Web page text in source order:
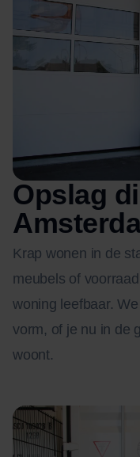
Opslag
Krap wonen in de
meubels of
woning leefbaar.
vorm, of je nu in de
woont.